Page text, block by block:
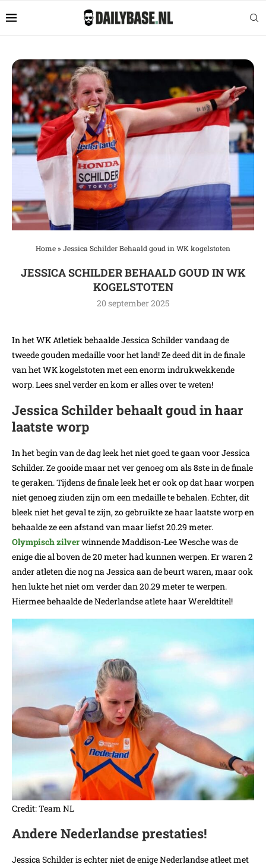
Home» Jessica Schilder Behaald goud in WK kogelstoten
JESSICA SCHILDER BEHAALD GOUD IN WK
KOGELSTOTEN
20 september 2025
In het WK Atletiek behaalde Jessica Schilder vandaag de
tweede gouden medaille voor het land! Ze deed dit in de finale
van het WK kogelstoten met een enorm indrukwekkende
worp. Lees snel verder en kom er alles over te weten!
Jessica Schilder behaalt goud in haar
laatste worp
In het begin van de dag leek het niet goed te gaan voor Jessica
Schilder. Ze gooide maar net ver genoeg om als 8ste in de finale
te geraken. Tijdens de finale leek het er ook op dat haar worpen
niet genoeg ziuden zijn om een medaille te behalen. Echter, dit
bleek niet het geval te zijn, zo gebruikte ze haar laatste worp en
behaalde ze een afstand van maar liefst 20.29 meter.
Olympisch zilverwinnende Maddison-Lee Wesche was de
enige die al boven de 20 meter had kunnen werpen. Er waren 2
ander atleten die nog na Jessica aan de beurt waren, maar ook
hen lukte het niet om verder dan 20.29 meter te werpen.
Hiermee behaalde de Nederlandse atlete haar Wereldtitel!
Credit: Team NL
Andere Nederlandse prestaties!
Jessica Schilder is echter niet de enige Nederlandse atleet met